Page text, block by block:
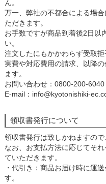
ん。
万一、弊社の不都合による場
ただきます。
お手数ですが商品到着後2日以
い。
注文したにもかかわらず受取
実費や対応費用の請求、以降
ます。
お問い合わせ：0800-200-6040
E-mail：info@kyotonishiki-
領収書発行について
領収書発行は致しかねますので
なお、お支払方法に応じてそ
ていただきます。
・代引き：商品お届け時に運
す。